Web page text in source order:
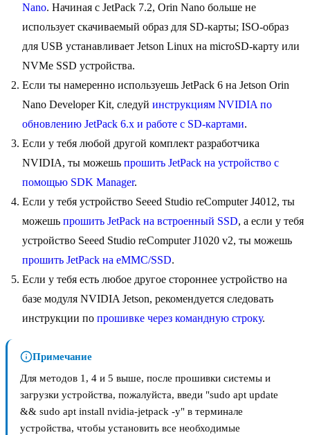
Nano. Начиная с JetPack 7.2, Orin Nano больше не
использует скачиваемый образ для SD-карты; ISO-образ
для USB устанавливает Jetson Linux на microSD-карту или
NVMe SSD устройства.
Если ты намеренно используешь JetPack 6 на Jetson Orin
Nano Developer Kit, следуй инструкциям NVIDIA по
обновлению JetPack 6.x и работе с SD-картами.
Если у тебя любой другой комплект разработчика
NVIDIA, ты можешь прошить JetPack на устройство с
помощью SDK Manager.
Если у тебя устройство Seeed Studio reComputer J4012, ты
можешь прошить JetPack на встроенный SSD, а если у тебя
устройство Seeed Studio reComputer J1020 v2, ты можешь
прошить JetPack на eMMC/SSD.
Если у тебя есть любое другое стороннее устройство на
базе модуля NVIDIA Jetson, рекомендуется следовать
инструкции по прошивке через командную строку.
Примечание
Для методов 1, 4 и 5 выше, после прошивки системы и
загрузки устройства, пожалуйста, введи "sudo apt update
&& sudo apt install nvidia-jetpack -y" в терминале
устройства, чтобы установить все необходимые